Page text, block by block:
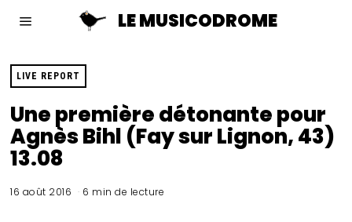
LE MUSICODROME
LIVE REPORT
Une première détonante pour
Agnès Bihl (Fay sur Lignon, 43)
13.08
16 août 2016 6 min de lecture